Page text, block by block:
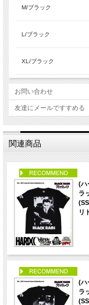
M/ブラック
L/ブラック
XL/ブラック
お問い合わせ
友達にメールですすめる
関連商品
(ハ
ラ
リ
(ハ
ラ